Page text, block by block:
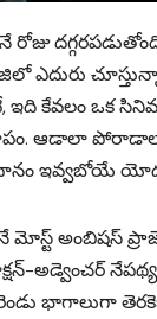
రోజు
ఎదురు
ఇది కేవలం ఒక
ఆడాలా పోరాడాలా
ఇవ్వబోయే
మోస్ట్ అంబిషస్
అడ్వెంచర్
రెండు భాగాలుగా